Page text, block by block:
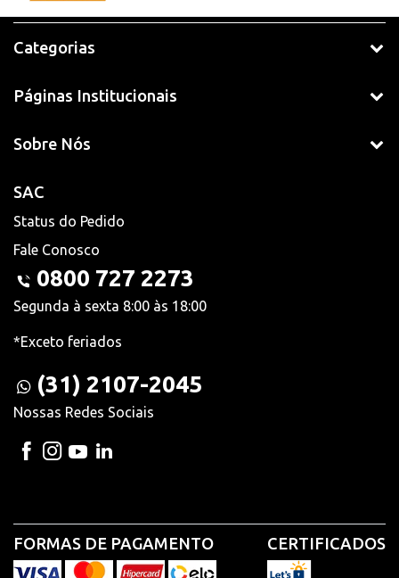
Categorias
Páginas Institucionais
Sobre Nós
SAC
Status do Pedido
Fale Conosco
0800 727 2273
Segunda à sexta 8:00 às 18:00
*Exceto feriados
(31) 2107-2045
Nossas Redes Sociais
FORMAS DE PAGAMENTO CERTIFICADOS